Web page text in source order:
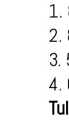
1.
2.
3.
4.